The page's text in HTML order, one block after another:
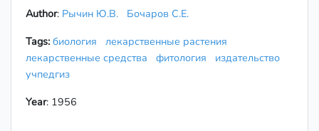
Author: Рычин Ю.В.
Бочаров С.Е.
Tags: биология
лекарственные растения
лекарственные средства
фитология
издательство
учпедгиз
Year: 1956